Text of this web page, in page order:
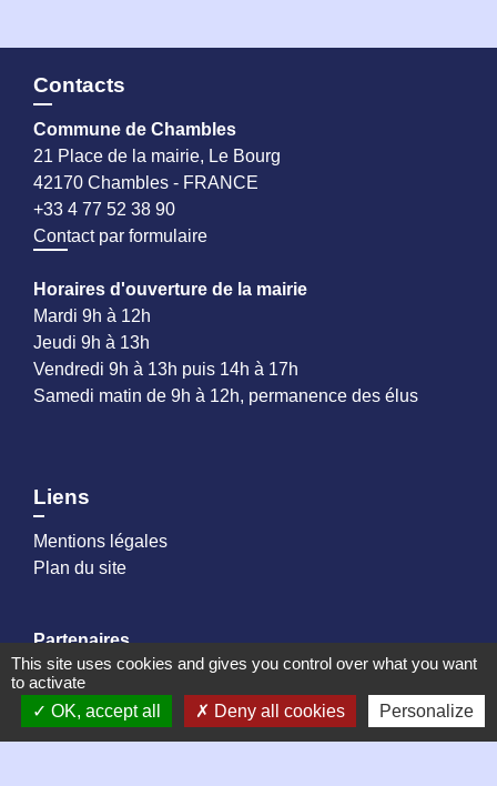
Contacts
Commune de Chambles
21 Place de la mairie, Le Bourg
42170 Chambles - FRANCE
+33 4 77 52 38 90
Contact par formulaire
Horaires d'ouverture de la mairie
Mardi 9h à 12h
Jeudi 9h à 13h
Vendredi 9h à 13h puis 14h à 17h
Samedi matin de 9h à 12h, permanence des élus
Liens
Mentions légales
Plan du site
Partenaires
This site uses cookies and gives you control over what you want
to activate
OK, accept all
Deny all cookies Personalize